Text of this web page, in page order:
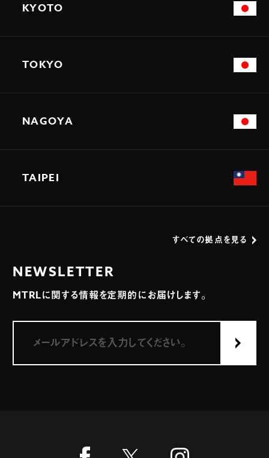
KYOTO
TOKYO
NAGOYA
TAIPEI
すべての拠点を見る
NEWSLETTER
MTRLに関する情報を定期的にお届けします。